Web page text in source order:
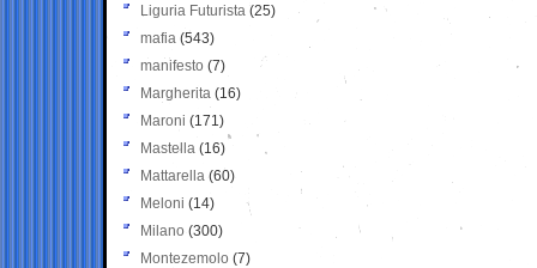
Liguria Futurista (25)
mafia (543)
manifesto (7)
Margherita (16)
Maroni (171)
Mastella (16)
Mattarella (60)
Meloni (14)
Milano (300)
Montezemolo (7)